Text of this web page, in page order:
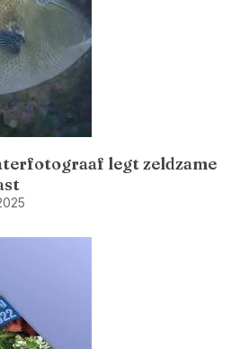
legt zeldzame